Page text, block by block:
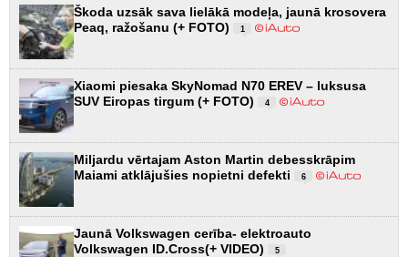
Škoda uzsāk sava lielākā modeļa, jaunā krosovera
Peaq, ražošanu (+ FOTO)
1
Xiaomi piesaka SkyNomad N70 EREV – luksusa
SUV Eiropas tirgum (+ FOTO)
4
Miljardu vērtajam Aston Martin debesskrāpim
Maiami atklājušies nopietni defekti
6
Jaunā Volkswagen cerība- elektroauto
Volkswagen ID.Cross(+ VIDEO)
5